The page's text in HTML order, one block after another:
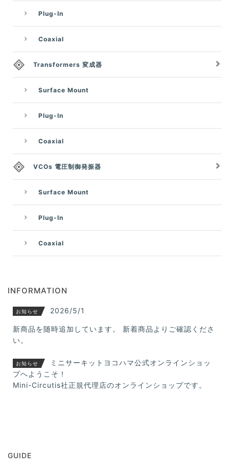
Plug-In
Coaxial
Transformers 変成器
Surface Mount
Plug-In
Coaxial
VCOs 電圧制御発振器
Surface Mount
Plug-In
Coaxial
INFORMATION
お知らせ 2026/5/1
新商品を随時追加しています。 新着商品よりご確認くださ
い。
お知らせ
ミニサーキットヨコハマ公式オンラインショッ
プへようこそ！
Mini-Circutis社正規代理店のオンラインショップです。
GUIDE